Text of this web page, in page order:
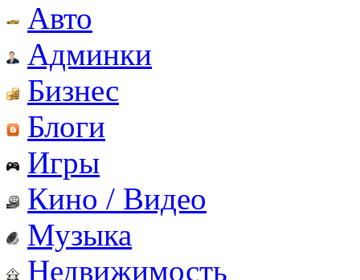
Авто
Админки
Бизнес
Блоги
Игры
Кино / Видео
Музыка
Недвижимость